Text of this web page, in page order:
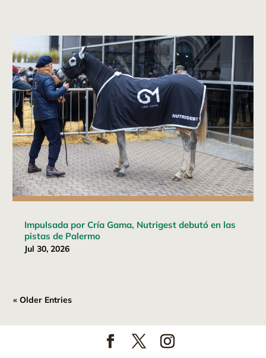
Impulsada por Cría Gama, Nutrigest debutó en las
pistas de Palermo
Jul 30, 2026
« Older Entries